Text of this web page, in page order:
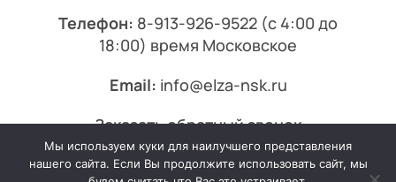
Телефон: 8-913-926-9522 (с 4:00 до
18:00) время Московское
Email: info@elza-nsk.ru
Заказать обратный звонок
© 2013-2026 Эльза.
Мы используем куки для наилучшего представления
нашего сайта. Если Вы продолжите использовать сайт, мы